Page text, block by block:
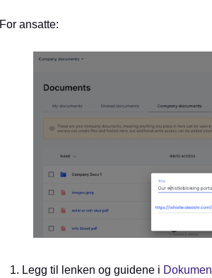
For ansatte:
Legg til lenken og guidene i